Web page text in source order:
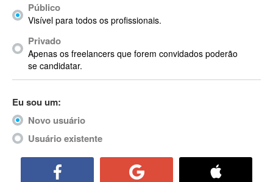
Acrobat X
ACT
Actian
Actimize
ActionScript 3
Active Directory
ActiveCollab
ActiveX
ActiveX Data Objects (ADO)
Público
Visível para todos os profissionais.
Privado
Apenas os freelancers que forem convidados poderão
se candidatar.
Eu sou um:
Novo usuário
Usuário existente